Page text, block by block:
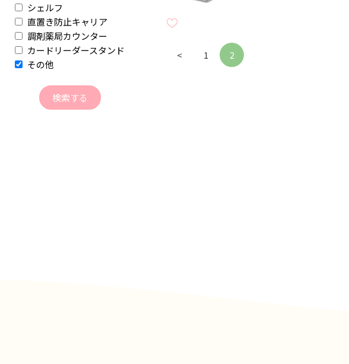
シェルフ
直置き防止キャリア
調剤薬局カウンター
カードリーダースタンド
その他
< 1 2